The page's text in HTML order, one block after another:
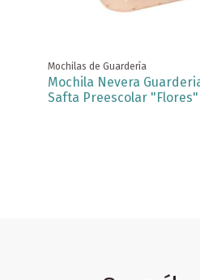
Mochilas de Guardería
Mochila Nevera
Safta Preescolar "Flores"